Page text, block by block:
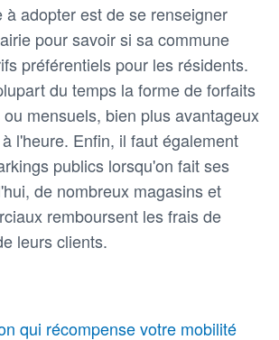
à adopter est de se renseigner
pour savoir si sa commune
préférentiels pour les résidents.
du temps la forme de forfaits
mensuels, bien plus avantageux
l'heure. Enfin, il faut également
publics lorsqu'on fait ses
de nombreux magasins et
remboursent les frais de
leurs clients.
qui récompense votre mobilité